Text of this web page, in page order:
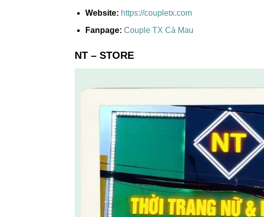
Website: https://coupletx.com
Fanpage: Couple TX Cà Mau
NT – STORE